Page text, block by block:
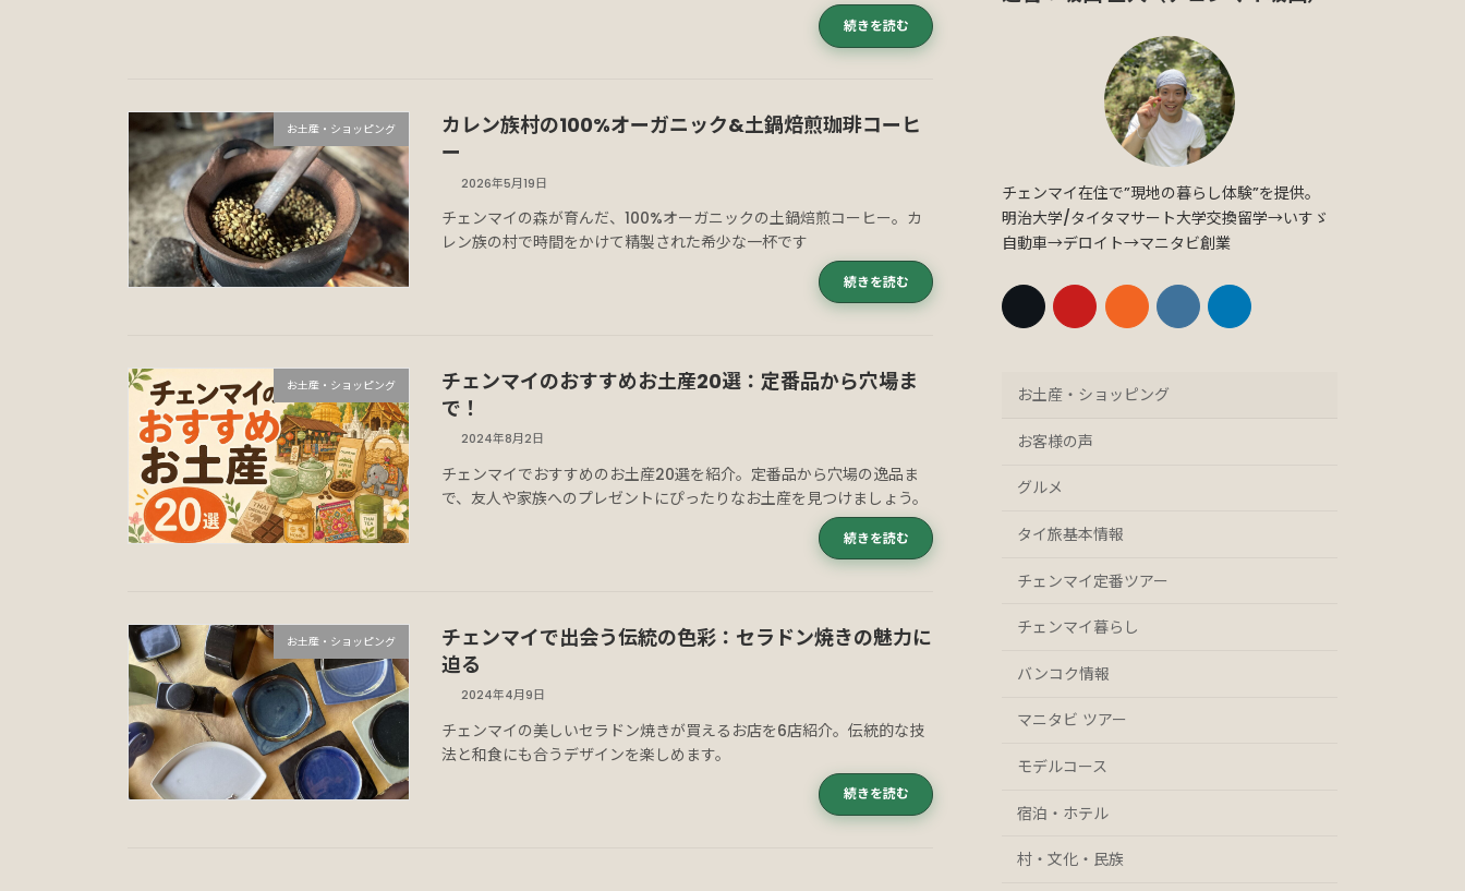
続きを読む
お土産・ショッピング
カレン族村の100%オーガニック&土鍋焙煎珈琲コーヒ
ー
2026年5月19日
チェンマイの森が育んだ、100%オーガニックの土鍋焙煎コーヒー。カ
レン族の村で時間をかけて精製された希少な一杯です
続きを読む
お土産・ショッピング
チェンマイのおすすめお土産20選：定番品から穴場ま
で！
2024年8月2日
チェンマイでおすすめのお土産20選を紹介。定番品から穴場の逸品ま
で、友人や家族へのプレゼントにぴったりなお土産を見つけましょう。
続きを読む
お土産・ショッピング
チェンマイで出会う伝統の色彩：セラドン焼きの魅力に
迫る
2024年4月9日
チェンマイの美しいセラドン焼きが買えるお店を6店紹介。伝統的な技
法と和食にも合うデザインを楽しめます。
続きを読む
チェンマイ在住で”現地の暮らし体験”を提供。
明治大学/タイタマサート大学交換留学→いすゞ
自動車→デロイト→マニタビ創業
お土産・ショッピング
お客様の声
グルメ
タイ旅基本情報
チェンマイ定番ツアー
チェンマイ暮らし
バンコク情報
マニタビ ツアー
モデルコース
宿泊・ホテル
村・文化・民族